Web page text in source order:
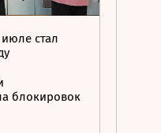
стал
блокировок